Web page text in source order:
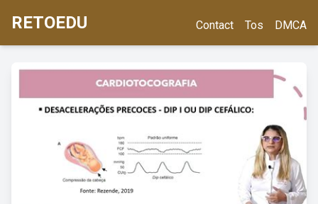
RETOEDU Contact Tos DMCA